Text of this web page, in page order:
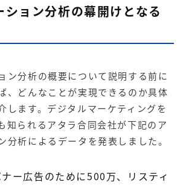
Web広告パッケージ
け】新規
ケージ 求人パッケージ
ション分析の幕開けとなる
ン分析の概要について説明する前に
、どんなことが実現できるのか具体
します。デジタルマーケティングを
知られるアタラ合同会社が下記のア
分析によるデータを発表しました。
ー広告のために500万、リスティ